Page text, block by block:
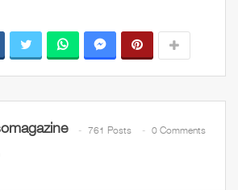
761 Posts 0 Comments